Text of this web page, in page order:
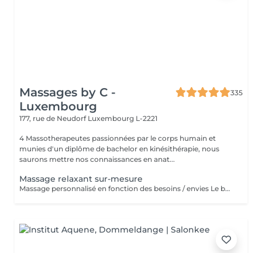
Massages by C -
Luxembourg
335
177, rue de Neudorf Luxembourg L-2221
4 Massotherapeutes passionnées par le corps humain et
munies d'un diplôme de bachelor en kinésithérapie, nous
saurons mettre nos connaissances en anat...
Massage relaxant sur-mesure
Massage personnalisé en fonction des besoins / envies Le but de ce massage sera la détente et la relaxation, le rythme sera plutôt lent et la pression modérée